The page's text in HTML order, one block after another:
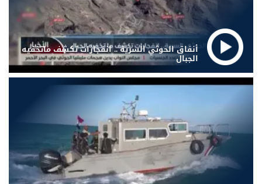
أنفاق الحوثي السرية .. انفجارات تكشف ماتخفيه
الجبال